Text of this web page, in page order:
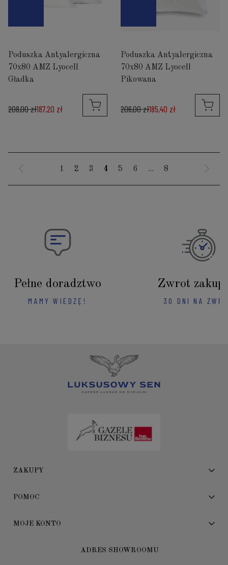
Poduszka Antyalergiczna
70x80 AMZ Lyocell
Gładka
187,20 zł
208,00 zł
Poduszka Antyalergiczna
70x80 AMZ Lyocell
Pikowana
185,40 zł
206,00 zł
1 2 3 4 5 6 ... 8
Pełne doradztwo
MAMY WIEDZĘ!
Zwrot
30 DNI NA
ZAKUPY
POMOC
MOJE KONTO
ADRES SHOWROOMU